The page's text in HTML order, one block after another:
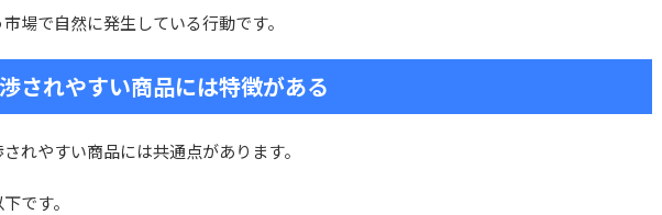
場で自然に発生している行動です。
されやすい商品には特徴がある
れやすい商品には共通点があります。
です。